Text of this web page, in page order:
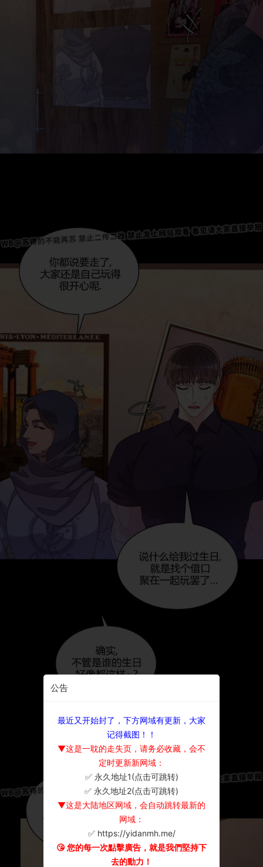
公告
最近又开始封了，下方网域有更新，大家
记得截图！！
▼这是一耽的走失页，请务必收藏，会不
定时更新新网域：
✅ 永久地址1(点击可跳转)
✅ 永久地址2(点击可跳转)
▼这是大陆地区网域，会自动跳转最新的
网域：
✅ https://yidanmh.me/
😘 您的每一次點擊廣告，就是我們堅持下
去的動力！